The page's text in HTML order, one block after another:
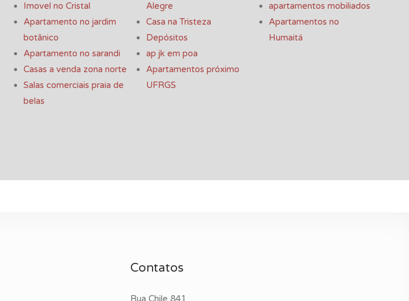
Imovel no Cristal
Apartamento no jardim
botânico
Apartamento no sarandi
Casas a venda zona norte
Salas comerciais praia de
belas
Alegre
Casa na Tristeza
Depósitos
ap jk em poa
Apartamentos próximo
UFRGS
apartamentos mobiliados
Apartamentos no
Humaitá
Contatos
Rua Chile 841